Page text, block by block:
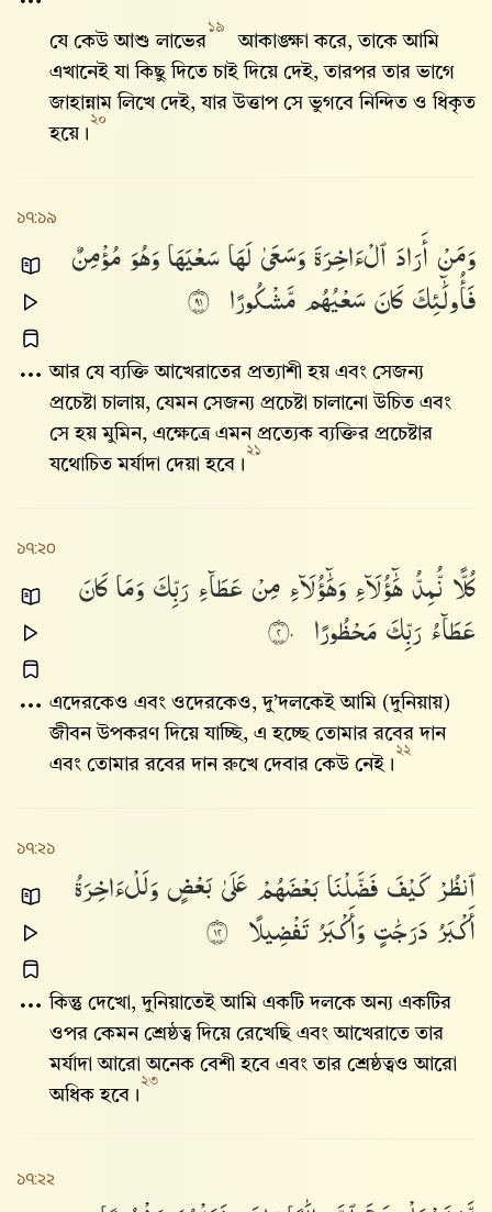
যে কেউ আশু লাভের
১৯
আকাঙ্ক্ষা করে, তাকে আমি
এখানেই যা কিছু দিতে চাই দিয়ে দেই, তারপর তার ভাগে
জাহান্নাম লিখে দেই, যার উত্তাপ সে ভুগবে নিন্দিত ও ধিকৃত
হয়ে।
২০
১৭:১৯
وَمَنْأَرَادَٱلْءَاخِرَةَوَسَعَىٰلَهَاسَعْيَهَاوَهُوَمُؤْمِنٌ
فَأُو۟لَٰٓئِكَكَانَسَعْيُهُممَّشْكُورًا ١٩
আর যে ব্যক্তি আখেরাতের প্রত্যাশী হয় এবং সেজন্য
প্রচেষ্টা চালায়, যেমন সেজন্য প্রচেষ্টা চালানো উচিত এবং
সে হয় মুমিন, এক্ষেত্রে এমন প্রত্যেক ব্যক্তির প্রচেষ্টার
যথোচিত মর্যাদা দেয়া হবে।
২১
১৭:২০
كُلًّانُّمِدُّهَٰٓؤُلَآءِوَهَٰٓؤُلَآءِمِنْعَطَآءِرَبِّكَوَمَاكَانَ
عَطَآءُرَبِّكَمَحْظُورًا ٢٠
এদেরকেও এবং ওদেরকেও, দু’দলকেই আমি (দুনিয়ায়)
জীবন উপকরণ দিয়ে যাচ্ছি, এ হচ্ছে তোমার রবের দান
এবং তোমার রবের দান রুখে দেবার কেউ নেই।
২২
১৭:২১
ٱنظُرْكَيْفَفَضَّلْنَابَعْضَهُمْعَلَىٰبَعْضٍوَلَلْءَاخِرَةُ
أَكْبَرُدَرَجَٰتٍوَأَكْبَرُتَفْضِيلًا ٢١
কিন্তু দেখো, দুনিয়াতেই আমি একটি দলকে অন্য একটির
ওপর কেমন শ্রেষ্ঠত্ব দিয়ে রেখেছি এবং আখেরাতে তার
মর্যাদা আরো অনেক বেশী হবে এবং তার শ্রেষ্ঠত্বও আরো
অধিক হবে।
২৩
১৭:২২